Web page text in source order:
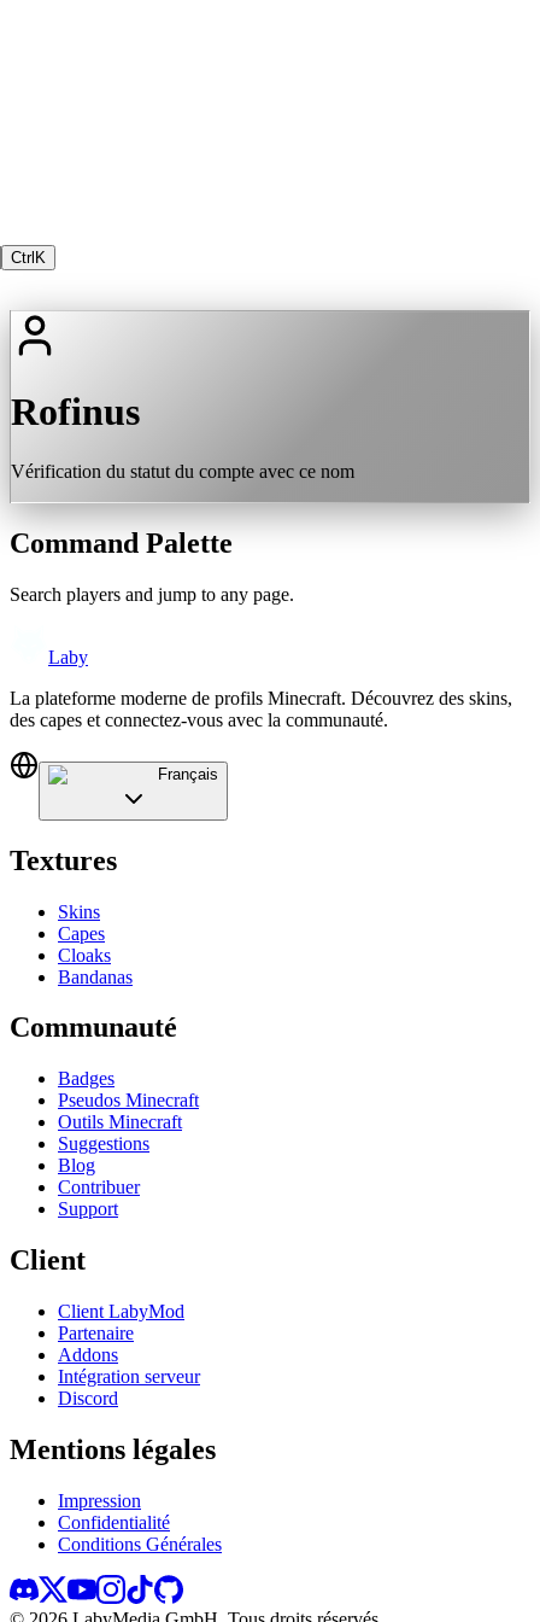
Ctrl K
Rofinus
Vérification du statut du compte avec ce nom
Command Palette
Search players and jump to any page.
Laby
La plateforme moderne de profils Minecraft. Découvrez des skins,
des capes et connectez-vous avec la communauté.
Français
Textures
Skins
Capes
Cloaks
Bandanas
Communauté
Badges
Pseudos Minecraft
Outils Minecraft
Suggestions
Blog
Contribuer
Support
Client
Client LabyMod
Partenaire
Addons
Intégration serveur
Discord
Mentions légales
Impression
Confidentialité
Conditions Générales